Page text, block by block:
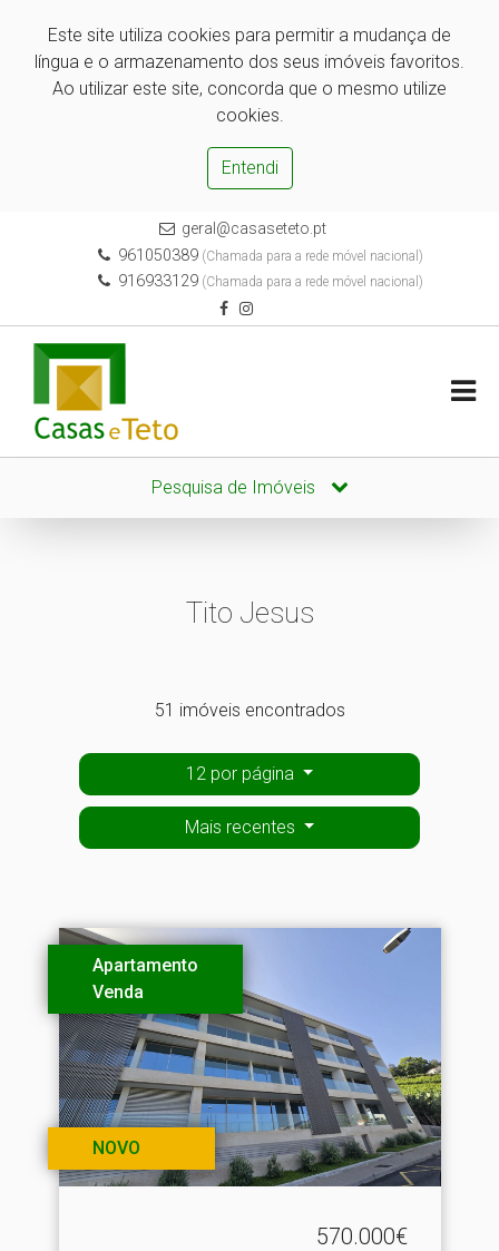
Este site utiliza cookies para permitir a mudança de
língua e o armazenamento dos seus imóveis favoritos.
Ao utilizar este site, concorda que o mesmo utilize
cookies.
Entendi
geral@casaseteto.pt
961050389 (Chamada para a rede móvel nacional)
916933129 (Chamada para a rede móvel nacional)
Pesquisa de Imóveis
Tito Jesus
51 imóveis encontrados
12 por página
Mais recentes
Apartamento
Venda
NOVO
570.000€